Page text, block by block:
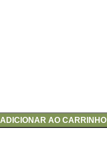
ADICIONAR AO CARRINHO